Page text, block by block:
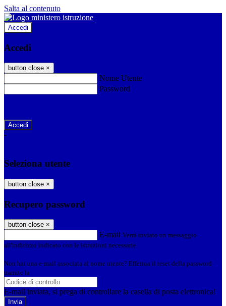
Salta al contenuto
Accedi
Accedi
button close ×
Nome Utente
Password
-
Seleziona utente
button close ×
Recupero password
button close ×
E-mail Verrà inviato un messaggio
all'indirizzo indicato con le istruzioni necessarie.
Non hai una e-mail associata al nome utente? Effettua il reset della password
tramite la
E-mail inviata, si prega di controllare la casella di posta elettronica!